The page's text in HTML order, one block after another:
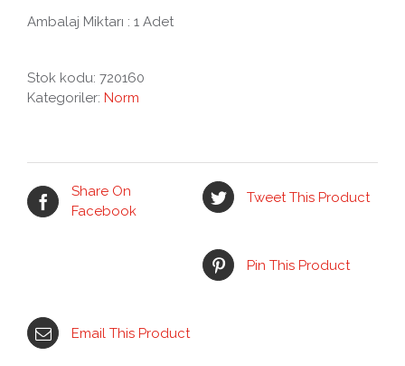
Ambalaj Miktarı : 1 Adet
Stok kodu: 720160
Kategoriler: Norm
Share On
Facebook
Tweet This Product
Pin This Product
Email This Product